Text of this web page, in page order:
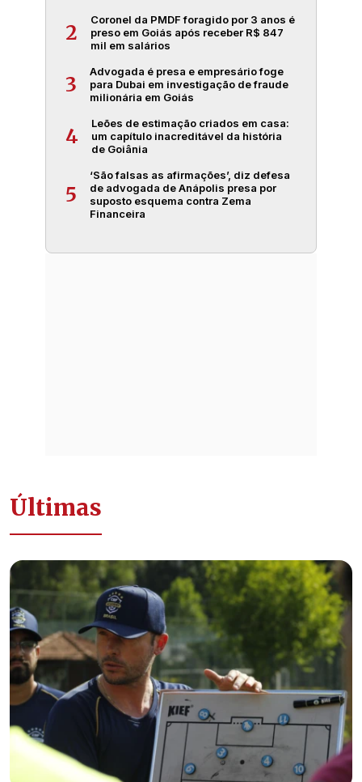
2
Coronel da PMDF foragido por 3 anos é
preso em Goiás após receber R$ 847
mil em salários
3
Advogada é presa e empresário foge
para Dubai em investigação de fraude
milionária em Goiás
4
Leões de estimação criados em casa:
um capítulo inacreditável da história
de Goiânia
5
‘São falsas as afirmações’, diz defesa
de advogada de Anápolis presa por
suposto esquema contra Zema
Financeira
Últimas